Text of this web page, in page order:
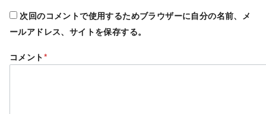
次回のコメントで使用するためブラウザーに自分の名前、メ
ールアドレス、サイトを保存する。
コメント*